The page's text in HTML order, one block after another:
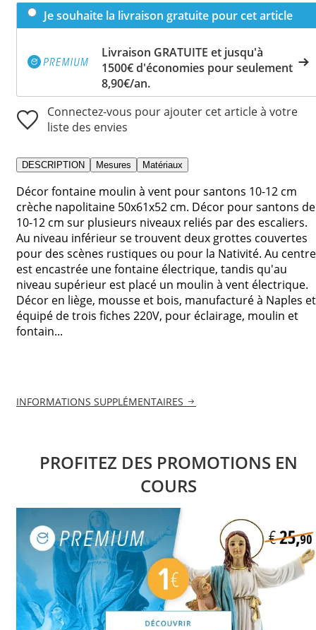
Je souhaite la livraison gratuite pour cet article
Livraison GRATUITE et jusqu'à
1500€ d'économies pour seulement
8,90€/an.
Connectez-vous pour ajouter cet article à votre
liste des envies
DESCRIPTION Mesures Matériaux
Décor fontaine moulin à vent pour santons 10-12 cm
crèche napolitaine 50x61x52 cm. Décor pour santons de
10-12 cm sur plusieurs niveaux reliés par des escaliers.
Au niveau inférieur se trouvent deux grottes couvertes
pour des scènes rustiques ou pour la Nativité. Au centre
est encastrée une fontaine électrique, tandis qu'au
niveau supérieur est placé un moulin à vent électrique.
Décor en liège, mousse et bois, manufacturé à Naples et
équipé de trois fiches 220V, pour éclairage, moulin et
fontain...
INFORMATIONS SUPPLÉMENTAIRES
PROFITEZ DES PROMOTIONS EN
COURS